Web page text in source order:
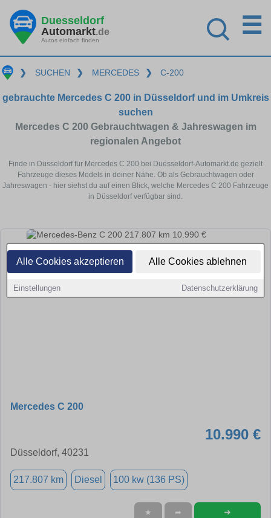
Alle Cookies akzeptieren Alle Cookies ablehnen
Einstellungen Datenschutzerklärung
Duesseldorf
Automarkt.de
Autos einfach finden
☰
❯ SUCHEN ❯ MERCEDES ❯ C-200
gebrauchte Mercedes C 200 in Düsseldorf und im Umkreis
suchen
Mercedes C 200 Gebrauchtwagen & Jahreswagen im
regionalen Angebot
Finde in Düsseldorf für Mercedes C 200 bei Duesseldorf-Automarkt.de gezielt
Fahrzeuge dieses Models in deiner Nähe. Ob als Gebrauchtwagen oder
Jahreswagen - hier siehst du auf einen Blick, welche Mercedes C 200 Fahrzeuge
in Düsseldorf verfügbar sind.
Mercedes C 200
10.990 €
Düsseldorf, 40231
217.807 km Diesel 100 kw (136 PS)
★ ➦ ➜